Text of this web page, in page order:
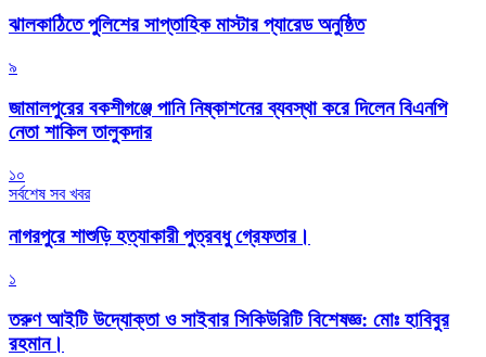
‎ঝালকাঠিতে পুলিশের সাপ্তাহিক মাস্টার প্যারেড অনুষ্ঠিত
৯
জামালপুরের বকশীগঞ্জে পানি নিষ্কাশনের ব্যবস্থা করে দিলেন বিএনপি
নেতা শাকিল তালুকদার
১০
সর্বশেষ সব খবর
নাগরপুরে শাশুড়ি হত্যাকারী পুত্রবধু গ্রেফতার।
১
তরুণ আইটি উদ্যোক্তা ও সাইবার সিকিউরিটি বিশেষজ্ঞ: মোঃ হাবিবুর
রহমান।